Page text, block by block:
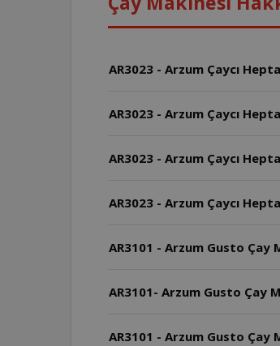
AR3023 - Arzum Çaycı
AR3023 - Arzum Çaycı
AR3023 - Arzum Çaycı
AR3023 - Arzum Çaycı
AR3101 - Arzum Gusto Çay
AR3101- Arzum Gusto Çay
AR3101 - Arzum Gusto